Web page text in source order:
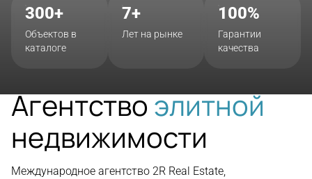
300+
Объектов в
каталоге
7+
Лет на рынке
100%
Гарантии
качества
Агентствоэлитной
недвижимости
Международное агентство 2R Real Estate,